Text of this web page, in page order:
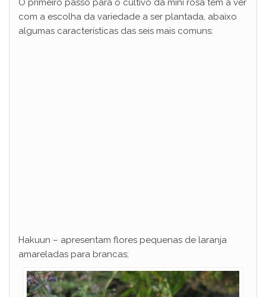
O primeiro passo para o cultivo da mini rosa tem a ver
com a escolha da variedade a ser plantada, abaixo
algumas características das seis mais comuns:
Hakuun – apresentam flores pequenas de laranja
amareladas para brancas;